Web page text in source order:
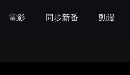
電影 同步新番 動漫